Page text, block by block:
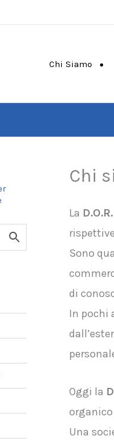
Chi Siamo
Chi
La
Sono
di
In pochi
Oggi la
Una